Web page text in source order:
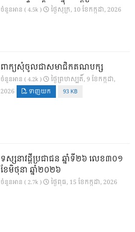
ចំនួនអាន ( 4.5k ) ថ្ងៃ​សុក្រ, 10 ខែ​កក្កដា, 2026
ពាក្យសុំចូលជាសមាជិកគណបក្ស
ចំនួនអាន ( 4.2k )
ថ្ងៃ​ព្រហស្បតិ៍, 9 ខែ​កក្កដា,
2026
ទាញយក 93 KB
ទស្សនាវដ្ដីប្រជាជន ឆ្នាំទី២៦ លេខ៣០១
ខែមិថុនា ឆ្នាំ២០២៦
ចំនួនអាន ( 2.7k ) ថ្ងៃ​ពុធ, 15 ខែ​កក្កដា, 2026